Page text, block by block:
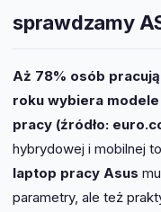
sprawdzamy
Aż 78% osób
roku wybiera
pracy (źródło:
hybrydowej i mobilnej
laptop pracy Asus
parametry, ale też